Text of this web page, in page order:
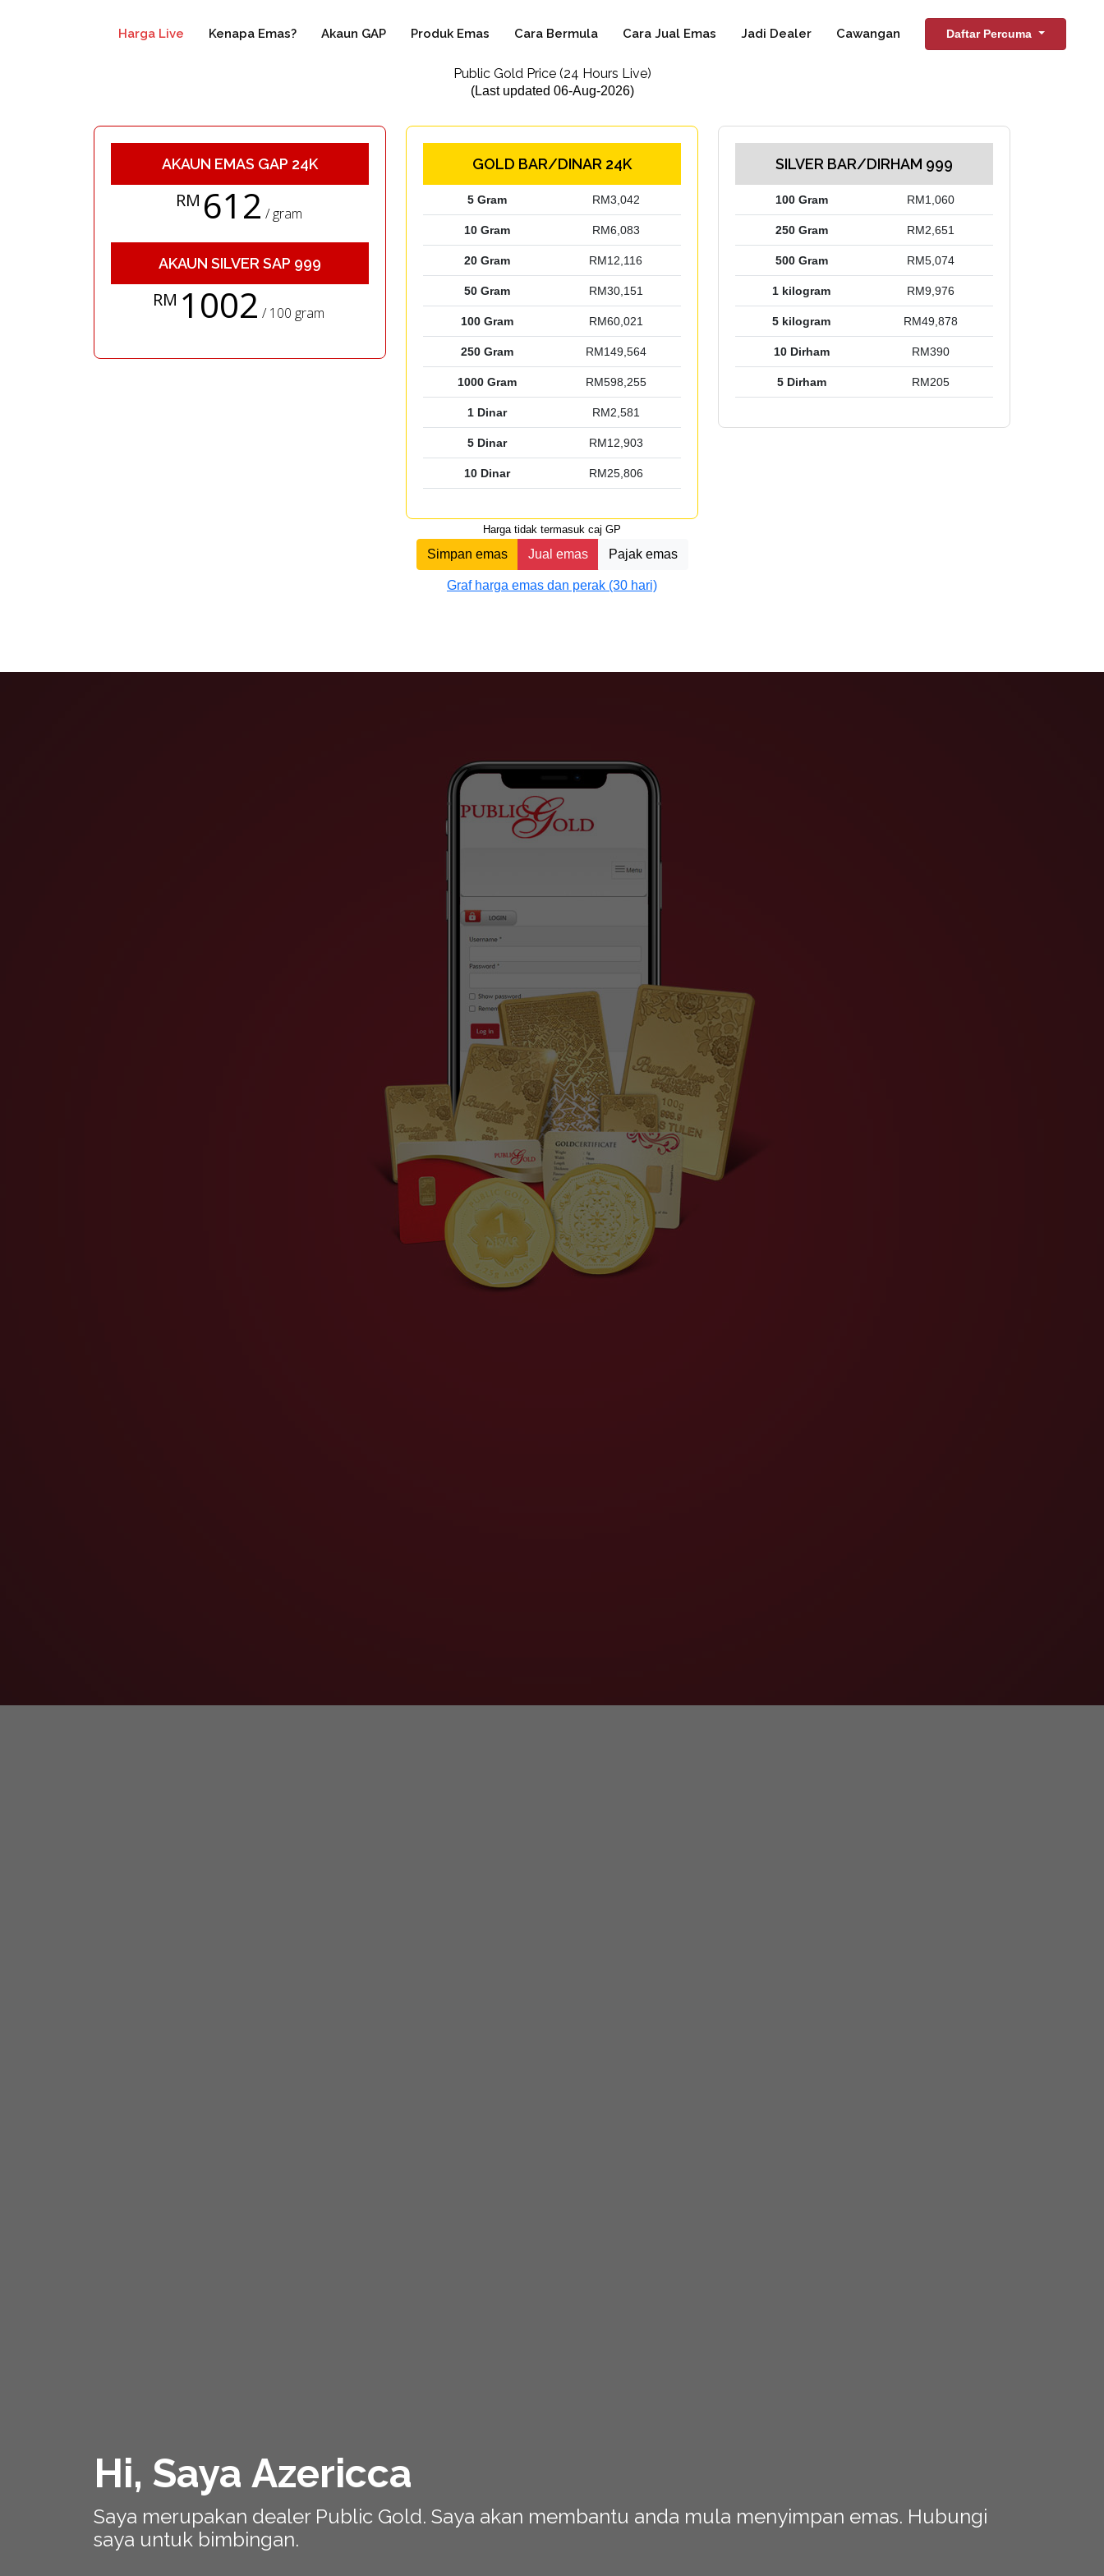
Harga Live Kenapa Emas? Akaun GAP Produk Emas Cara Bermula Cara Jual Emas Jadi Dealer Cawangan Daftar Percuma
Public Gold Price (24 Hours Live)
(Last updated 06-Aug-2026)
AKAUN EMAS GAP 24K
RM 612 / gram
AKAUN SILVER SAP 999
RM 1002 / 100 gram
GOLD BAR/DINAR 24K
5 Gram RM3,042
10 Gram RM6,083
20 Gram RM12,116
50 Gram RM30,151
100 Gram RM60,021
250 Gram RM149,564
1000 Gram RM598,255
1 Dinar RM2,581
5 Dinar RM12,903
10 Dinar RM25,806
SILVER BAR/DIRHAM 999
100 Gram RM1,060
250 Gram RM2,651
500 Gram RM5,074
1 kilogram RM9,976
5 kilogram RM49,878
10 Dirham RM390
5 Dirham RM205
Harga tidak termasuk caj GP
Simpan emas Jual emas Pajak emas
Graf harga emas dan perak (30 hari)
Hi, Saya Azericca
Saya merupakan dealer Public Gold. Saya akan membantu anda mula menyimpan emas. Hubungi
saya untuk bimbingan.